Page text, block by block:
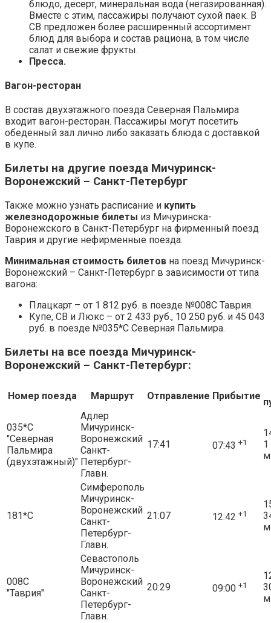
блюдо, десерт, минеральная вода (негазированная).
Вместе с этим, пассажиры получают сухой паек. В
СВ предложен более расширенный ассортимент
блюд для выбора и состав рациона, в том числе
салат и свежие фрукты.
Пресса.
Вагон-ресторан
В состав двухэтажного поезда Северная Пальмира
входит вагон-ресторан. Пассажиры могут посетить
обеденный зал лично либо заказать блюда с доставкой
в купе.
Билеты на другие поезда Мичуринск-
Воронежский – Санкт-Петербург
Также можно узнать расписание и купить
железнодорожные билеты из Мичуринска-
Воронежского в Санкт-Петербург на фирменный поезд
Таврия и другие нефирменные поезда.
Минимальная стоимость билетов на поезд Мичуринск-
Воронежский – Санкт-Петербург в зависимости от типа
вагона:
Плацкарт – от 1 812 руб. в поезде №008С Таврия.
Купе, СВ и Люкс – от 2 433 руб., 10 250 руб. и 45 043
руб. в поезде №035*С Северная Пальмира.
Билеты на все поезда Мичуринск-
Воронежский – Санкт-Петербург:
Номер поезда Маршрут Отправление Прибытие
035*С
"Северная
Пальмира
(двухэтажный)"
Адлер
Мичуринск-
Воронежский
Санкт-
Петербург-
Главн.
17:41 07:43 +1
1
181*С
Симферополь
Мичуринск-
Воронежский
Санкт-
Петербург-
Главн.
21:07 12:42 +1
008С
"Таврия"
Севастополь
Мичуринск-
Воронежский
Санкт-
Петербург-
Главн.
20:29 09:00 +1